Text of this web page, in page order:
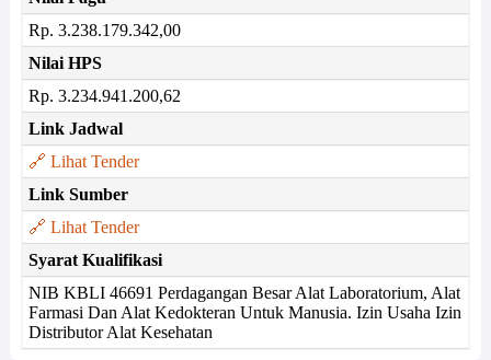
Rp. 3.238.179.342,00
Nilai HPS
Rp. 3.234.941.200,62
Link Jadwal
🔗 Lihat Tender
Link Sumber
🔗 Lihat Tender
Syarat Kualifikasi
NIB KBLI 46691 Perdagangan Besar Alat Laboratorium, Alat
Farmasi Dan Alat Kedokteran Untuk Manusia. Izin Usaha Izin
Distributor Alat Kesehatan